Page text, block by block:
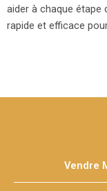
aider à chaque
rapide et efficace
Vendre